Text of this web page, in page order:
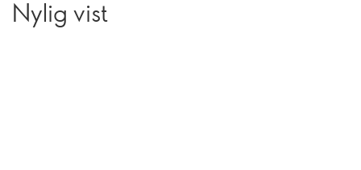
Nylig vist